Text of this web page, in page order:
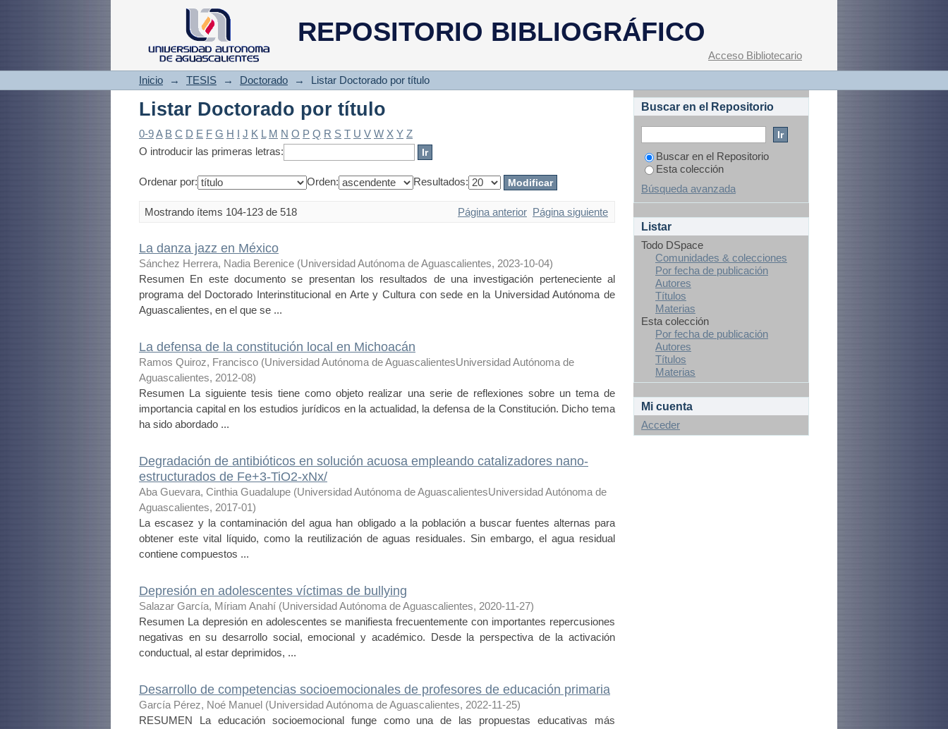
REPOSITORIO BIBLIOGRÁFICO
Listar Doctorado por título
Acceso Bibliotecario
Inicio → TESIS → Doctorado → Listar Doctorado por título
Listar Doctorado por título
0-9A B C D E F G H I J K L M N O P Q R S T U V W X Y Z
O introducir las primeras letras:
Ordenar por: Orden: Resultados:
Mostrando ítems 104-123 de 518 Página anterior Página siguiente
La danza jazz en México
Sánchez Herrera, Nadia Berenice (Universidad Autónoma de Aguascalientes, 2023-10-04)
Resumen En este documento se presentan los resultados de una investigación perteneciente al
programa del Doctorado Interinstitucional en Arte y Cultura con sede en la Universidad Autónoma de
Aguascalientes, en el que se ...
La defensa de la constitución local en Michoacán
Ramos Quiroz, Francisco (Universidad Autónoma de AguascalientesUniversidad Autónoma de
Aguascalientes, 2012-08)
Resumen La siguiente tesis tiene como objeto realizar una serie de reflexiones sobre un tema de
importancia capital en los estudios jurídicos en la actualidad, la defensa de la Constitución. Dicho tema
ha sido abordado ...
Degradación de antibióticos en solución acuosa empleando catalizadores nano-
estructurados de Fe+3-TiO2-xNx/
Aba Guevara, Cinthia Guadalupe (Universidad Autónoma de AguascalientesUniversidad Autónoma de
Aguascalientes, 2017-01)
La escasez y la contaminación del agua han obligado a la población a buscar fuentes alternas para
obtener este vital líquido, como la reutilización de aguas residuales. Sin embargo, el agua residual
contiene compuestos ...
Depresión en adolescentes víctimas de bullying
Salazar García, Míriam Anahí (Universidad Autónoma de Aguascalientes, 2020-11-27)
Resumen La depresión en adolescentes se manifiesta frecuentemente con importantes repercusiones
negativas en su desarrollo social, emocional y académico. Desde la perspectiva de la activación
conductual, al estar deprimidos, ...
Desarrollo de competencias socioemocionales de profesores de educación primaria
García Pérez, Noé Manuel (Universidad Autónoma de Aguascalientes, 2022-11-25)
RESUMEN La educación socioemocional funge como una de las propuestas educativas más
Buscar en el Repositorio
Buscar en el Repositorio
Esta colección
Búsqueda avanzada
Listar
Todo DSpace
Comunidades & colecciones
Por fecha de publicación
Autores
Títulos
Materias
Esta colección
Por fecha de publicación
Autores
Títulos
Materias
Mi cuenta
Acceder